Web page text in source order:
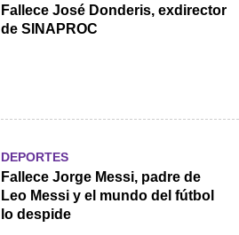
Fallece José Donderis, exdirector
de SINAPROC
DEPORTES
Fallece Jorge Messi, padre de
Leo Messi y el mundo del fútbol
lo despide